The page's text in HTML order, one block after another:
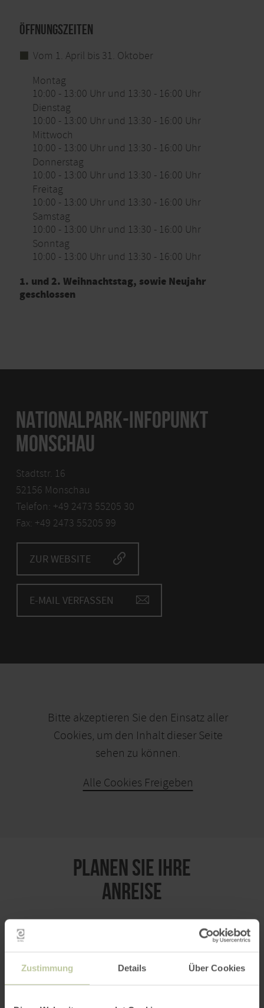
Zustimmung Details Über Cookies
monschau@rureifel-tourismus.de
Öffnungszeiten
Vom 1. April bis 31. Oktober
Montag
10:00 - 13:00 Uhr und 13:30 - 16:00 Uhr
Dienstag
10:00 - 13:00 Uhr und 13:30 - 16:00 Uhr
Mittwoch
10:00 - 13:00 Uhr und 13:30 - 16:00 Uhr
Donnerstag
10:00 - 13:00 Uhr und 13:30 - 16:00 Uhr
Freitag
10:00 - 13:00 Uhr und 13:30 - 16:00 Uhr
Samstag
10:00 - 13:00 Uhr und 13:30 - 16:00 Uhr
Sonntag
10:00 - 13:00 Uhr und 13:30 - 16:00 Uhr
1. und 2. Weihnachtstag, sowie Neujahr
geschlossen
NATIONALPARK-INFOPUNKT
MONSCHAU
Stadtstr. 16
52156 Monschau
Telefon: +49 2473 55205 30
Fax: +49 2473 55205 99
ZUR WEBSITE
E-MAIL VERFASSEN
Bitte akzeptieren Sie den Einsatz aller
Cookies, um den Inhalt dieser Seite
sehen zu können.
Alle Cookies Freigeben
PLANEN SIE IHRE
ANREISE
per Google Maps